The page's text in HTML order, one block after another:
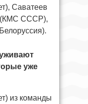
Саватеев
(КМС СССР),
уже
из команды